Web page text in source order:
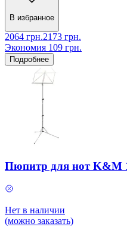
В избранное
2064 грн.2173 грн.
Экономия 109 грн.
Подробнее
Пюпитр для нот K&M
Нет в наличии
(можно заказать)